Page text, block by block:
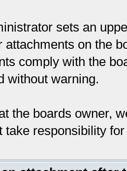
sets an
attachments on the
comply with the
without warning.
the boards owner,
take responsibility